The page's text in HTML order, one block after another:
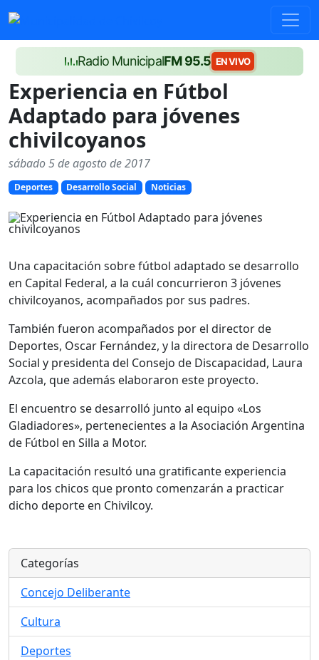
Radio MunicipalFM 95.5 EN VIVO
Experiencia en Fútbol
Adaptado para jóvenes
chivilcoyanos
sábado 5 de agosto de 2017
Deportes Desarrollo Social Noticias
Una capacitación sobre fútbol adaptado se desarrollo
en Capital Federal, a la cuál concurrieron 3 jóvenes
chivilcoyanos, acompañados por sus padres.
También fueron acompañados por el director de
Deportes, Oscar Fernández, y la directora de Desarrollo
Social y presidenta del Consejo de Discapacidad, Laura
Azcola, que además elaboraron este proyecto.
El encuentro se desarrolló junto al equipo «Los
Gladiadores», pertenecientes a la Asociación Argentina
de Fútbol en Silla a Motor.
La capacitación resultó una gratificante experiencia
para los chicos que pronto comenzarán a practicar
dicho deporte en Chivilcoy.
Categorías
Concejo Deliberante
Cultura
Deportes